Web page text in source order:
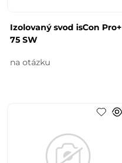
Izolovaný svod isCon Pro+
75 SW
na otázku